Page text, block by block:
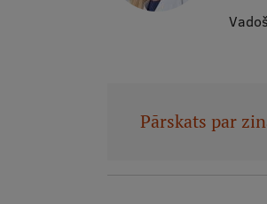
Pārskats par